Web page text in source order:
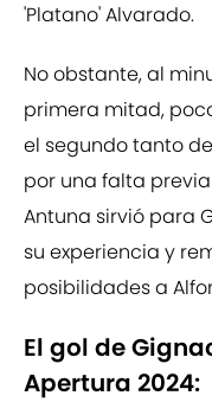
'Platano' Alvarado.
No obstante, al
primera mitad,
el segundo tanto
por una falta
Antuna sirvió para
su experiencia y
posibilidades a
El gol de
Apertura 2024: